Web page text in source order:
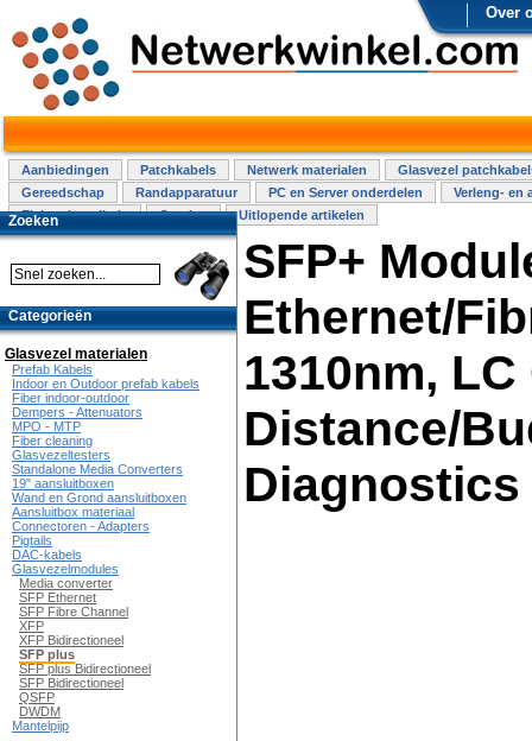
Over
Aanbiedingen Patchkabels Netwerk materialen
Glasvezel
Gereedschap
Randapparatuur PC en Server onderdelen
Verleng- en
Elektra installatie
Overige Uitlopende artikelen
SFP+
Ethernet/
1310nm,
Distance/
Diagnostics
Zoeken
Categorieën
Glasvezel materialen
Prefab Kabels
Indoor en Outdoor prefab kabels
Fiber indoor-outdoor
Dempers - Attenuators
MPO - MTP
Fiber cleaning
Glasvezeltesters
Standalone Media Converters
19" aansluitboxen
Wand en Grond aansluitboxen
Aansluitbox materiaal
Connectoren - Adapters
Pigtails
DAC-kabels
Glasvezelmodules
Media converter
SFP Ethernet
SFP Fibre Channel
XFP
XFP Bidirectioneel
SFP plus
SFP plus Bidirectioneel
SFP Bidirectioneel
QSFP
DWDM
Mantelpijp